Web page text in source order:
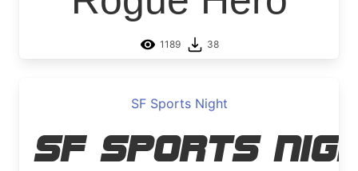
1189 38
SF Sports Night
SF Sports